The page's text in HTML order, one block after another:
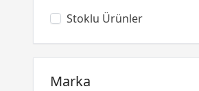
Stoklu Ürünler
Marka